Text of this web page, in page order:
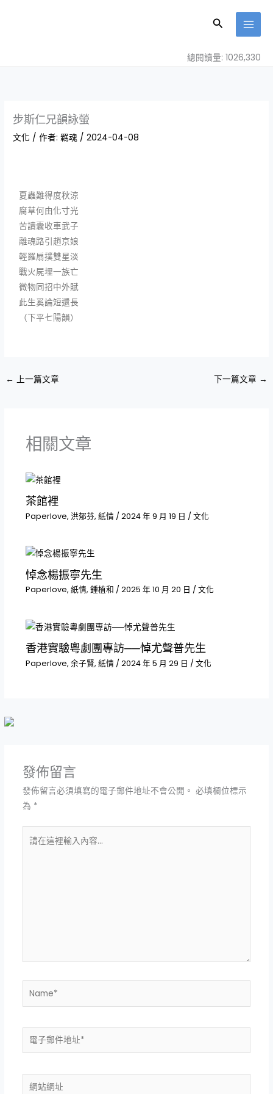
內
搜
總閱讀量: 1026,330
步斯仁兄韻詠螢
文化 / 作者:羈魂 /2024-04-08
夏蟲難得度秋涼
腐草何由化寸光
苦讀囊收車武子
離魂路引趙京娘
輕羅扇撲雙星淡
戰火屍埋一族亡
微物同招中外賦
此生奚論短還長
（下平七陽韻）
← 上一篇文章 下一篇文章 →
相關文章
茶館裡
Paperlove, 洪郁芬, 紙情/ 2024 年 9 月 19 日 / 文化
悼念楊振寧先生
Paperlove, 紙情, 鍾植和 / 2025 年 10 月 20 日 / 文化
香港實驗粵劇團專訪──悼尤聲普先生
Paperlove, 余子賢, 紙情/ 2024 年 5 月 29 日 / 文化
發佈留言
發佈留言必須填寫的電子郵件地址不會公開。 必填欄位標示
為 *
在
Name*
電
子